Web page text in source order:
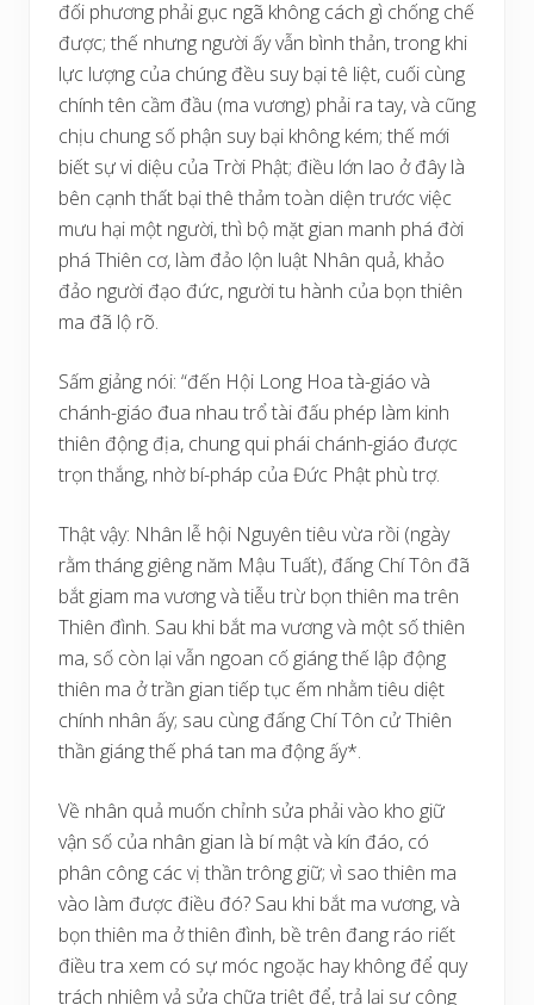
đối phương phải gục ngã không cách gì chống chế
được; thế nhưng người ấy vẫn bình thản, trong khi
lực lượng của chúng đều suy bại tê liệt, cuối cùng
chính tên cầm đầu (ma vương) phải ra tay, và cũng
chịu chung số phận suy bại không kém; thế mới
biết sự vi diệu của Trời Phật; điều lớn lao ở đây là
bên cạnh thất bại thê thảm toàn diện trước việc
mưu hại một người, thì bộ mặt gian manh phá đời
phá Thiên cơ, làm đảo lộn luật Nhân quả, khảo
đảo người đạo đức, người tu hành của bọn thiên
ma đã lộ rõ.
Sấm giảng nói: “đến Hội Long Hoa tà-giáo và
chánh-giáo đua nhau trổ tài đấu phép làm kinh
thiên động địa, chung qui phái chánh-giáo được
trọn thắng, nhờ bí-pháp của Đức Phật phù trợ.
Thật vậy: Nhân lễ hội Nguyên tiêu vừa rồi (ngày
rằm tháng giêng năm Mậu Tuất), đấng Chí Tôn đã
bắt giam ma vương và tiễu trừ bọn thiên ma trên
Thiên đình. Sau khi bắt ma vương và một số thiên
ma, số còn lại vẫn ngoan cố giáng thế lập động
thiên ma ở trần gian tiếp tục ếm nhằm tiêu diệt
chính nhân ấy; sau cùng đấng Chí Tôn cử Thiên
thần giáng thế phá tan ma động ấy*.
Về nhân quả muốn chỉnh sửa phải vào kho giữ
vận số của nhân gian là bí mật và kín đáo, có
phân công các vị thần trông giữ; vì sao thiên ma
vào làm được điều đó? Sau khi bắt ma vương, và
bọn thiên ma ở thiên đình, bề trên đang ráo riết
điều tra xem có sự móc ngoặc hay không để quy
trách nhiệm vả sửa chữa triệt để, trả lại sự công